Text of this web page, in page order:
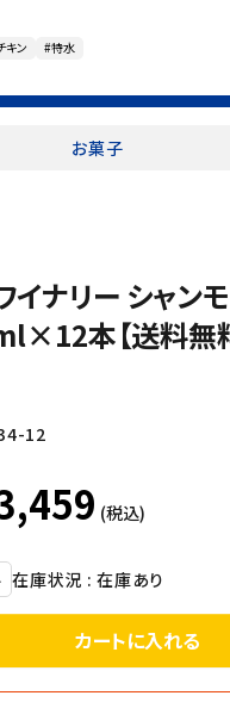
キン #特水
お菓子
ナリー シャン
本【送料無
12
(税込)
在庫状況 : 在庫あり
カートに入れる